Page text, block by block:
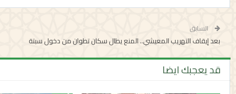
السابق
بعد إيقاف التهريب المعيشي.. المنع يطال سكان تطوان من دخول سبتة
قد يعجبك ايضا